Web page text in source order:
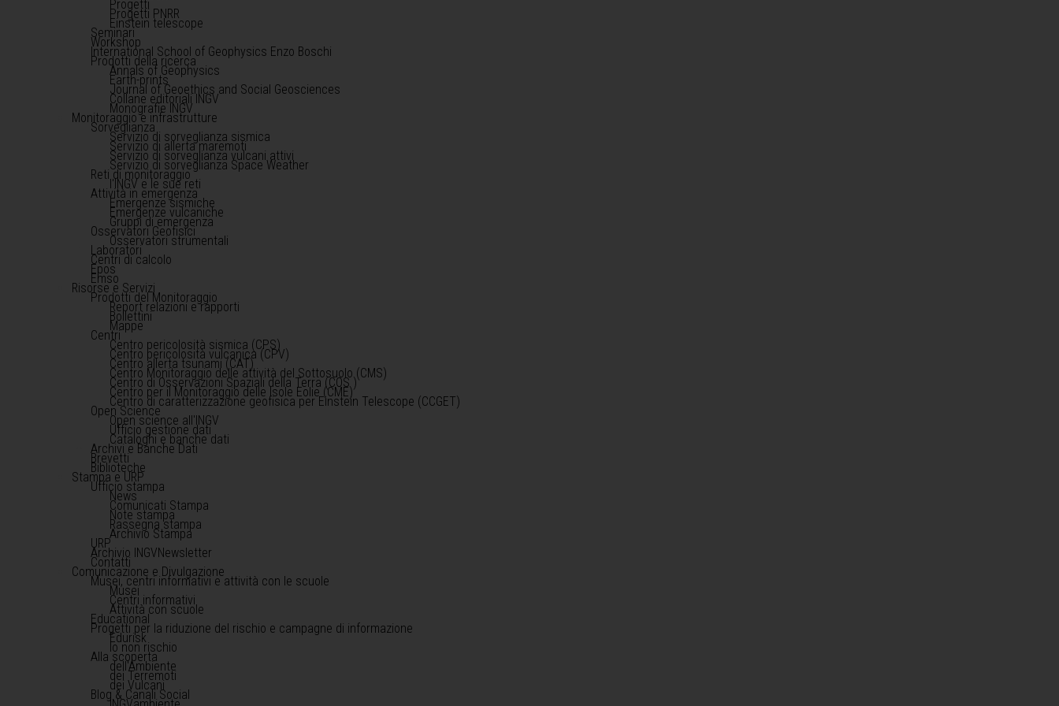
Progetti
Progetti PNRR
Einstein telescope
Seminari
Workshop
International School of Geophysics Enzo Boschi
Prodotti della ricerca
Annals of Geophysics
Earth-prints
Journal of Geoethics and Social Geosciences
Collane editoriali INGV
Monografie INGV
Monitoraggio e infrastrutture
Sorveglianza
Servizio di sorveglianza sismica
Servizio di allerta maremoti
Servizio di sorveglianza vulcani attivi
Servizio di sorveglianza Space Weather
Reti di monitoraggio
l'INGV e le sue reti
Attività in emergenza
Emergenze sismiche
Emergenze vulcaniche
Gruppi di emergenza
Osservatori Geofisici
Osservatori strumentali
Laboratori
Centri di calcolo
Epos
Emso
Risorse e Servizi
Prodotti del Monitoraggio
Report relazioni e rapporti
Bollettini
Mappe
Centri
Centro pericolosità sismica (CPS)
Centro pericolosità vulcanica (CPV)
Centro allerta tsunami (CAT)
Centro Monitoraggio delle attività del Sottosuolo (CMS)
Centro di Osservazioni Spaziali della Terra (COS )
Centro per il Monitoraggio delle Isole Eolie (CME)
Centro di caratterizzazione geofisica per Einstein Telescope (CCGET)
Open Science
Open science all'INGV
Ufficio gestione dati
Cataloghi e banche dati
Archivi e Banche Dati
Brevetti
Biblioteche
Stampa e URP
Ufficio stampa
News
Comunicati Stampa
Note stampa
Rassegna stampa
Archivio Stampa
URP
Archivio INGVNewsletter
Contatti
Comunicazione e Divulgazione
Musei, centri informativi e attività con le scuole
Musei
Centri informativi
Attività con scuole
Educational
Progetti per la riduzione del rischio e campagne di informazione
Edurisk
Io non rischio
Alla scoperta
dell'Ambiente
dei Terremoti
dei Vulcani
Blog & Canali Social